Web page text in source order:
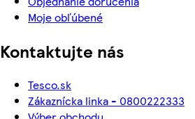
Moje obľúbené
Kontaktujte nás
Tesco.sk
Zákaznícka linka - 0800222333